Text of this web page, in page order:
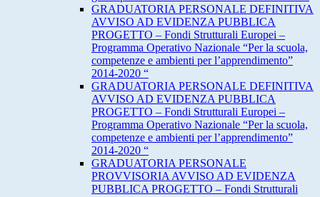
GRADUATORIA PERSONALE DEFINITIVA
AVVISO AD EVIDENZA PUBBLICA
PROGETTO – Fondi Strutturali Europei –
Programma Operativo Nazionale “Per la scuola,
competenze e ambienti per l’apprendimento”
2014-2020 “
GRADUATORIA PERSONALE DEFINITIVA
AVVISO AD EVIDENZA PUBBLICA
PROGETTO – Fondi Strutturali Europei –
Programma Operativo Nazionale “Per la scuola,
competenze e ambienti per l’apprendimento”
2014-2020 “
GRADUATORIA PERSONALE
PROVVISORIA AVVISO AD EVIDENZA
PUBBLICA PROGETTO – Fondi Strutturali